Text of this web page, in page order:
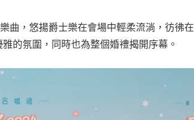
曲，悠揚爵士樂在會場中輕柔流淌，彷彿在
的氛圍，同時也為整個婚禮揭開序幕。